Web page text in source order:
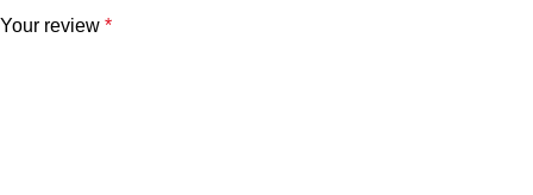
Your review *